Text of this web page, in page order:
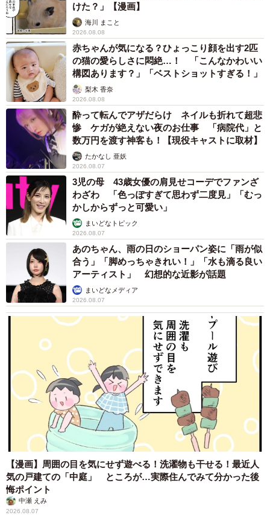
けた？」【漫画】
海川 まこと
2026.08.08
赤ちゃんが気になる？ひょっこり顔を出す2匹
の猫の愛らしさに悶絶…！ 「こんなかわいい
構図あります？」「ベストショットすぎる！」
梨木 香奈
2026.08.08
酔って転んでアザだらけ ネイルも折れて超悲
惨 ケガが絶えない夜のお仕事 「病院代」と
数万円を渡す神客も！【現役キャストに取材】
たかなし 亜妖
2026.08.07
3児の母 43歳女優の肩見せコーデでファンざ
わざわ 「色っぽすぎて思わず二度見」「むっ
かしからずっと可愛い」
まいどなトピック
2026.08.07
あのちゃん、雨の日のショーパン姿に「雨が似
合う」「脚めっちゃきれい！」「水も滴る良い
アーティスト」 幻想的な近影が話題
まいどなメディア
2026.08.07
【漫画】周囲の目を気にせず遊べる！洗濯物も干せる！最近人
気の戸建ての「中庭」 ところが…実際住んでみて分かった後
悔ポイント
中瀬 えみ
2026.08.07